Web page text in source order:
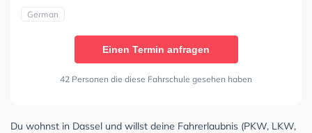
German
Einen Termin anfragen
42 Personen die diese Fahrschule gesehen haben
Du wohnst in Dassel und willst deine Fahrerlaubnis (PKW, LKW,